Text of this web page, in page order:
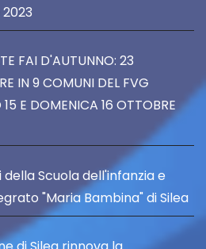
FAI D'AUTUNNO: 23
IN 9 COMUNI DEL FVG
E DOMENICA 16 OTTOBRE
della Scuola dell'infanzia e
"Maria Bambina" di Silea